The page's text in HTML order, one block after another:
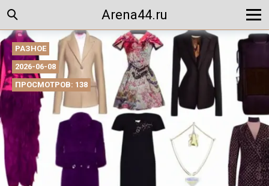
Arena44.ru
РАЗНОЕ
2026-06-08
ПРОСМОТРОВ: 138